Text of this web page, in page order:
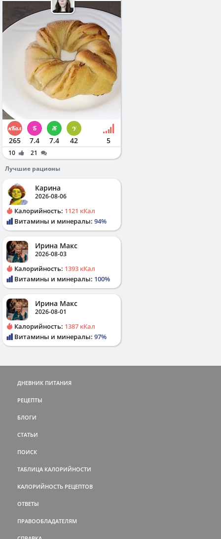
265 7.4 7.4 42 5
10
21
Лучшие рационы
Карина
2026-08-06
Калорийность: 1121 кКал
Витамины и минералы: 94%
Ирина Макс
2026-08-03
Калорийность: 1393 кКал
Витамины и минералы: 100%
Ирина Макс
2026-08-01
Калорийность: 1387 кКал
Витамины и минералы: 97%
ДНЕВНИК ПИТАНИЯ
РЕЦЕПТЫ
БЛОГИ
СТАТЬИ
ПОИСК
ТАБЛИЦА КАЛОРИЙНОСТИ
КАЛОРИЙНОСТЬ РЕЦЕПТОВ
ОТВЕТЫ
ПРАВООБЛАДАТЕЛЯМ